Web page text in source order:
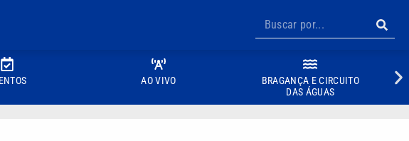
AO VIVO
BRAGANÇA E CIRCUITO
DAS ÁGUAS